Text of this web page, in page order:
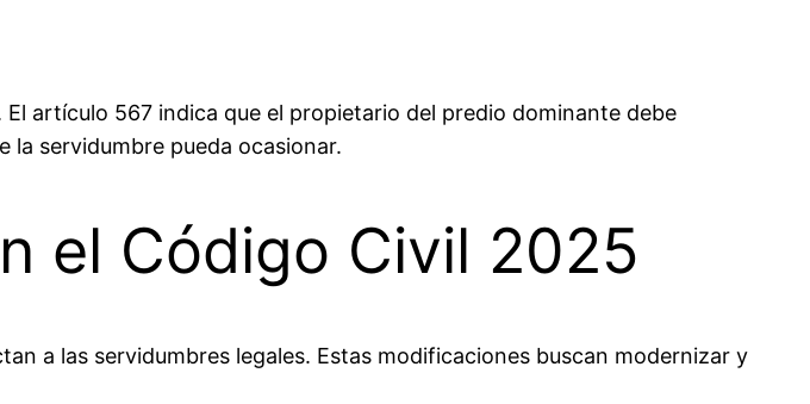
artículo 567 indica que el propietario del predio dominante debe
la servidumbre pueda ocasionar.
el Código Civil 2025
a las servidumbres legales. Estas modificaciones buscan modernizar y